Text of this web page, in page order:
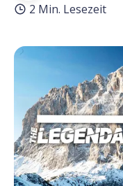
2 Min. Lesezeit